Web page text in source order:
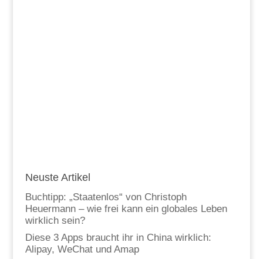
Neuste Artikel
Buchtipp: „Staatenlos“ von Christoph
Heuermann – wie frei kann ein globales Leben
wirklich sein?
Diese 3 Apps braucht ihr in China wirklich:
Alipay, WeChat und Amap